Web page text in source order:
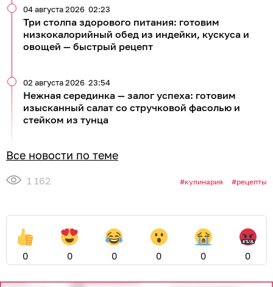
Три столпа здорового питания: готовим
низкокалорийный обед из индейки, кускуса и
овощей — быстрый рецепт
04 августа 2026 02:23
Нежная серединка — залог успеха: готовим
изысканный салат со стручковой фасолью и
стейком из тунца
02 августа 2026 23:54
Все новости по теме
1 162 кулинария рецепты
0 0 0 0 0 0